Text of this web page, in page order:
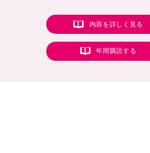
内容を詳しく見る
年間購読する